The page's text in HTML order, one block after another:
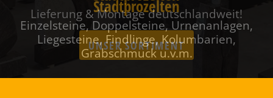
Stadtprozelten
Einzelsteine, Doppelsteine, Urnenanlagen,
Liegesteine, Findlinge, Kolumbarien,
Grabschmuck u.v.m.